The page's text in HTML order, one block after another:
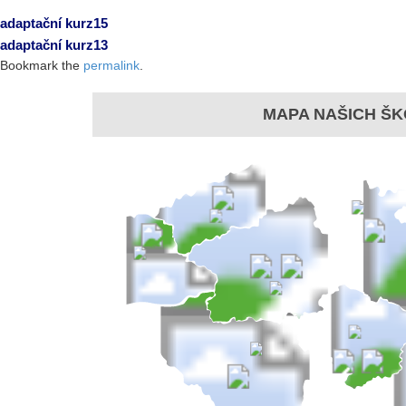
adaptační kurz15
adaptační kurz13
Bookmark the permalink
MAPA NAŠICH